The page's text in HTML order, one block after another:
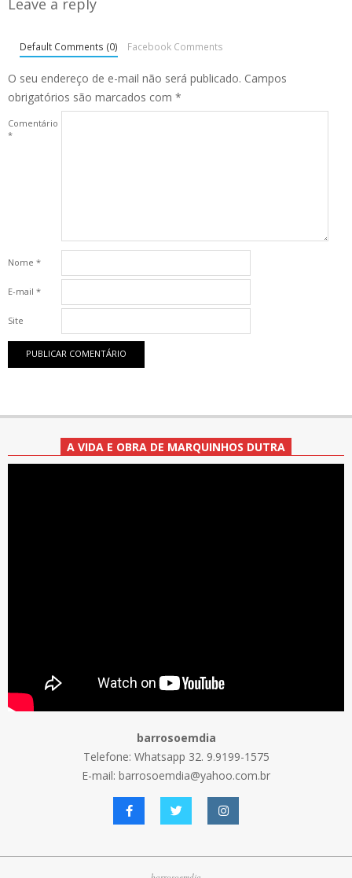
Leave a reply
Default Comments (0) Facebook Comments
O seu endereço de e-mail não será publicado. Campos
obrigatórios são marcados com *
Comentário
*
Nome *
E-mail *
Site
A VIDA E OBRA DE MARQUINHOS DUTRA
barrosoemdia
Telefone: Whatsapp 32. 9.9199-1575
E-mail: barrosoemdia@yahoo.com.br